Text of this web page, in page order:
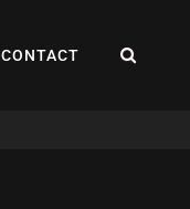
CONTACT